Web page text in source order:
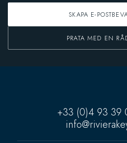
SKAPA E-
PRATA MED EN
+33 (0)4 93 39